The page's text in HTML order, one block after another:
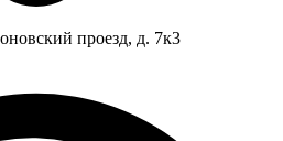
проезд, д. 7к3